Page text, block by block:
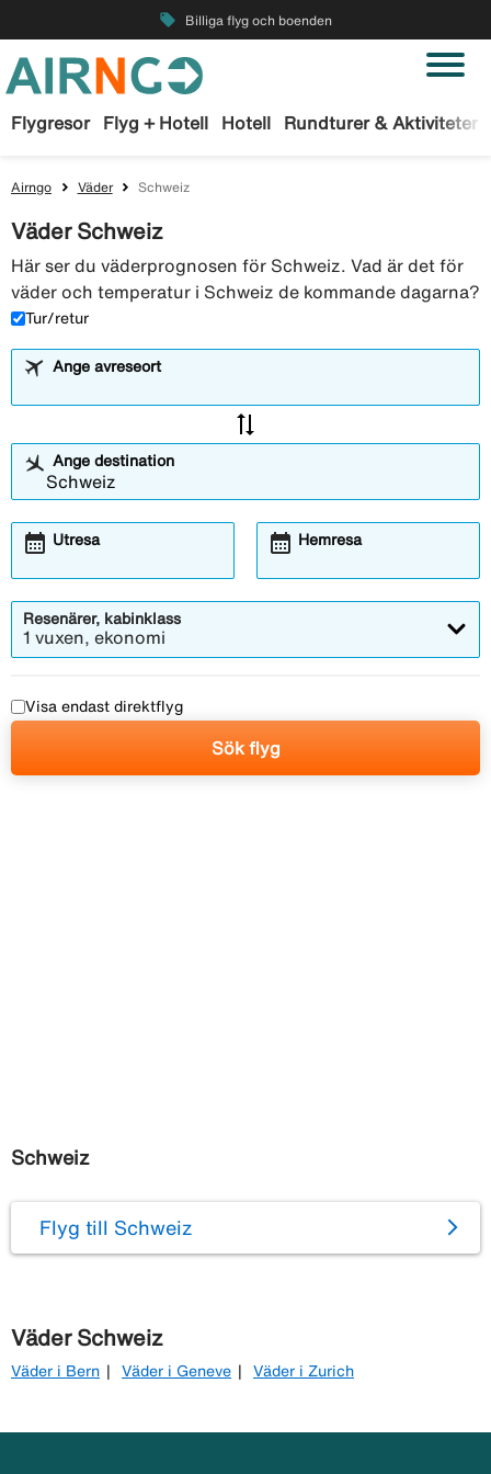
local_offer Billiga flyg och boenden
Flygresor Flyg + Hotell Hotell Rundturer & Aktiviteter
Airngo Väder Schweiz
Väder Schweiz
Här ser du väderprognosen för Schweiz. Vad är det för
väder och temperatur i Schweiz de kommande dagarna?
Tur/retur
Ange avreseort
sync_alt
Ange destination
Utresa
calendar_month Hemresa
calendar_month
Resenärer, kabinklass
1 vuxen, ekonomi
Visa endast direktflyg
Sök flyg
Schweiz
Flyg till Schweiz
Väder Schweiz
Väder i Bern Väder i Geneve Väder i Zurich